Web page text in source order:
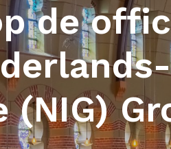
de
(NIG)